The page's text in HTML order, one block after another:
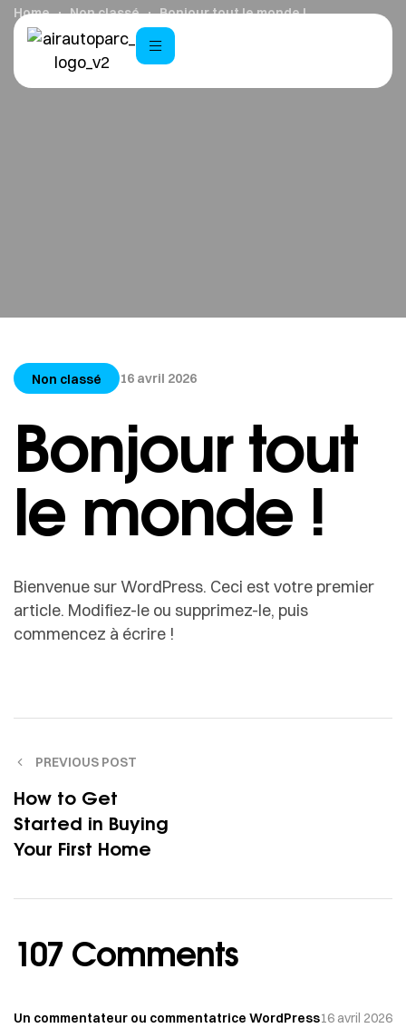
Home Non classé Bonjour tout le monde !
Non classé 16 avril 2026
Bonjour tout
le monde !
Bienvenue sur WordPress. Ceci est votre premier
article. Modifiez-le ou supprimez-le, puis
commencez à écrire !
PREVIOUS POST
How to Get
Started in Buying
Your First Home
107 Comments
Un commentateur ou commentatrice WordPress16 avril 2026